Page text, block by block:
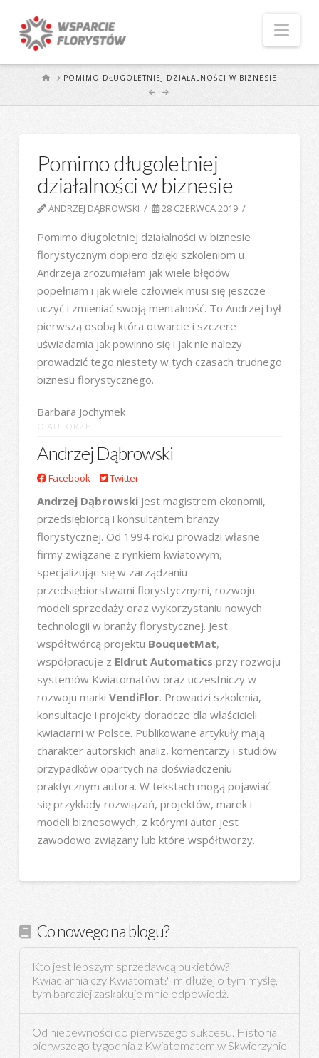
STARTPOMIMO DŁUGOLETNIEJ DZIAŁALNOŚCI W BIZNESIE
Pomimo długoletniej
działalności w biznesie
ANDRZEJ DĄBROWSKI 28 CZERWCA 2019
Pomimo długoletniej działalności w biznesie
florystycznym dopiero dzięki szkoleniom u
Andrzeja zrozumiałam jak wiele błędów
popełniam i jak wiele człowiek musi się jeszcze
uczyć i zmieniać swoją mentalność. To Andrzej był
pierwszą osobą która otwarcie i szczere
uświadamia jak powinno się i jak nie należy
prowadzić tego niestety w tych czasach trudnego
biznesu florystycznego.
Barbara Jochymek
O AUTORZE
Andrzej Dąbrowski
Facebook Twitter
Andrzej Dąbrowskijest magistrem ekonomii,
przedsiębiorcą i konsultantem branży
florystycznej. Od 1994 roku prowadzi własne
firmy związane z rynkiem kwiatowym,
specjalizując się w zarządzaniu
przedsiębiorstwami florystycznymi, rozwoju
modeli sprzedaży oraz wykorzystaniu nowych
technologii w branży florystycznej. Jest
współtwórcą projektu BouquetMat,
współpracuje z Eldrut Automatics przy rozwoju
systemów Kwiatomatów oraz uczestniczy w
rozwoju marki VendiFlor. Prowadzi szkolenia,
konsultacje i projekty doradcze dla właścicieli
kwiaciarni w Polsce. Publikowane artykuły mają
charakter autorskich analiz, komentarzy i studiów
przypadków opartych na doświadczeniu
praktycznym autora. W tekstach mogą pojawiać
się przykłady rozwiązań, projektów, marek i
modeli biznesowych, z którymi autor jest
zawodowo związany lub które współtworzy.
Co nowego na blogu?
Kto jest lepszym sprzedawcą bukietów?
Kwiaciarnia czy Kwiatomat? Im dłużej o tym myślę,
tym bardziej zaskakuje mnie odpowiedź.
Od niepewności do pierwszego sukcesu. Historia
pierwszego tygodnia z Kwiatomatem w Skwierzynie